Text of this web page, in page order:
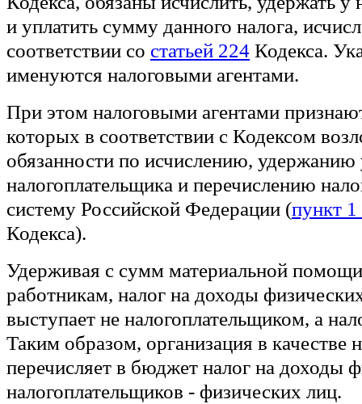
и уплатить сумму данного налога,
соответствии со статьей 224 Кодекса.
именуются налоговыми агентами.
При этом налоговыми агентами
которых в соответствии с Кодексом
обязанности по исчислению, удержанию
налогоплательщика и перечислению
систему Российской Федерации (пункт 1
Кодекса).
Удерживая с сумм материальной
работникам, налог на доходы
выступает не налогоплательщиком, а
Таким образом, организация в качестве
перечисляет в бюджет налог на доходы
налогоплательщиков - физических лиц.